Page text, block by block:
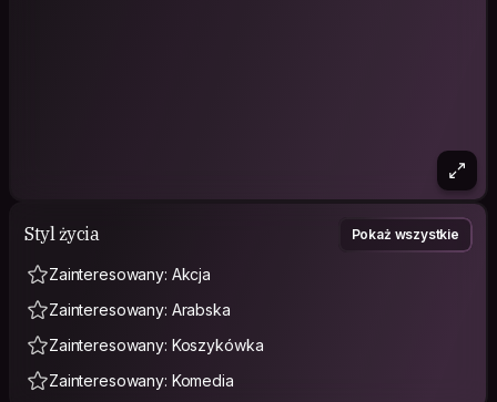
Styl życia Pokaż wszystkie
Zainteresowany: Akcja
Zainteresowany: Arabska
Zainteresowany: Koszykówka
Zainteresowany: Komedia